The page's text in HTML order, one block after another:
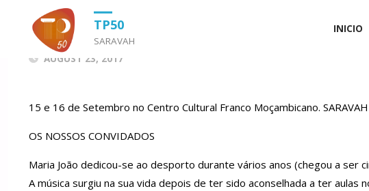
TP50
SARAVAH
INICIO
HOMEUNCATEGORIZED
AUGUST 23, 2017
15 e 16 de Setembro no Centro Cultural Franco Moçambicano.
OS NOSSOS CONVIDADOS
Maria João dedicou-se ao desporto durante vários anos (chegou a ser
A música surgiu na sua vida depois de ter sido aconselhada a ter aulas